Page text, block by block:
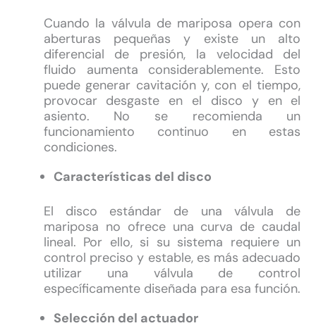
Cuando la válvula de mariposa opera con
aberturas pequeñas y existe un alto
diferencial de presión, la velocidad del
fluido aumenta considerablemente. Esto
puede generar cavitación y, con el tiempo,
provocar desgaste en el disco y en el
asiento. No se recomienda un
funcionamiento continuo en estas
condiciones.
Características del disco
El disco estándar de una válvula de
mariposa no ofrece una curva de caudal
lineal. Por ello, si su sistema requiere un
control preciso y estable, es más adecuado
utilizar una válvula de control
específicamente diseñada para esa función.
Selección del actuador